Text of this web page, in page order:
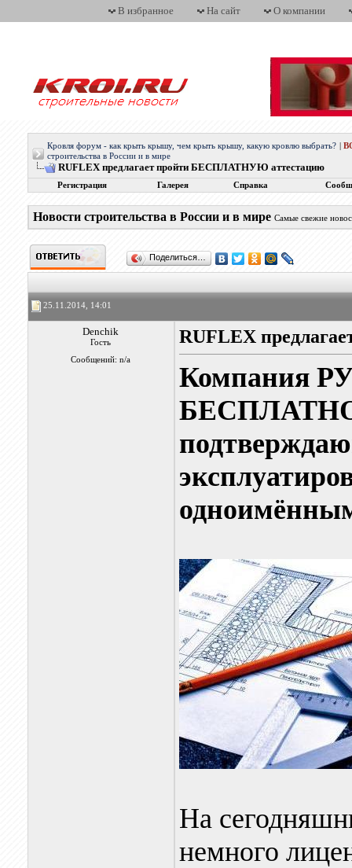
В избранное На сайт О компании
Кровля форум - как крыть крышу, чем крыть крышу, какую кровлю выбрать?
строительства в России и в мире
RUFLEX предлагает пройти БЕСПЛАТНУЮ аттестацию
Регистрация Галерея Справка
Новости строительства в России и в мире Самые свежие
Поделиться…
25.11.2014, 14:01
Denchik
Гость
Сообщений: n/a
RUFLEX
Компания
БЕСПЛАТНО
На
немного